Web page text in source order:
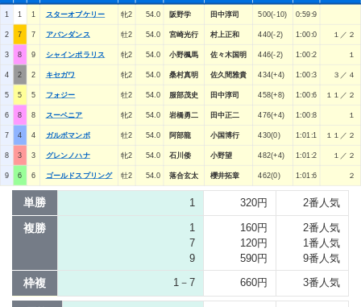
1 1 1 スターオブケリー 牝2 54.0 阪野学 田中淳司 500(-10) 0:59:9
2 7 7 アバンダンス 牡2 54.0 宮崎光行 村上正和 440(-2) 1:00:0 １／２
3 8 9 シャインポラリス 牝2 54.0 小野楓馬 佐々木国明 446(-2) 1:00:2 １
4 2 2 キセガワ 牝2 54.0 桑村真明 佐久間雅貴 434(+4) 1:00:3 ３／４
5 5 5 フォジー 牡2 54.0 服部茂史 田中淳司 458(+8) 1:00:6 １１／２
6 8 8 スーベニア 牝2 54.0 岩橋勇二 田中正二 476(+4) 1:00:8 １
7 4 4 ガルボマンボ 牡2 54.0 阿部龍 小国博行 430(0) 1:01:1 １１／２
8 3 3 グレンノハナ 牝2 54.0 石川倭 小野望 482(+4) 1:01:2 １／２
9 6 6 ゴールドスプリング 牡2 54.0 落合玄太 櫻井拓章 462(0) 1:01:6 ２
単勝 1 320円 2番人気
複勝
1
7
9
160円
120円
590円
2番人気
1番人気
9番人気
枠複 1－7 660円 3番人気